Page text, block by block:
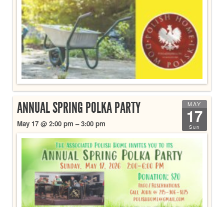
MAY
17
Sun
ANNUAL SPRING POLKA PARTY
May 17 @ 2:00 pm – 3:00 pm